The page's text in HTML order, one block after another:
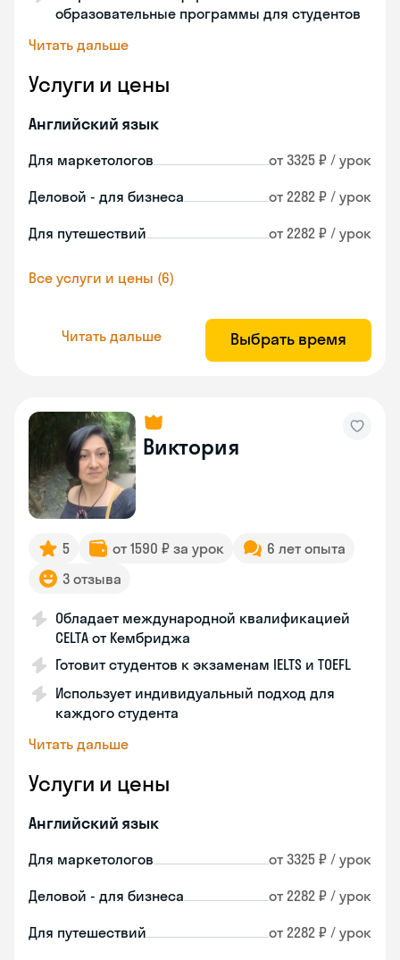
образовательные программы для студентов
Читать дальше
Услуги и цены
Английский язык
Для маркетологов от 3325 ₽ / урок
Деловой - для бизнеса от 2282 ₽ / урок
Для путешествий от 2282 ₽ / урок
Все услуги и цены (6)
Читать дальше Выбрать время
Виктория
5 от 1590 ₽ за урок
6 лет опыта
3 отзыва
Обладает международной квалификацией
CELTA от Кембриджа
Готовит студентов к экзаменам IELTS и TOEFL
Использует индивидуальный подход для
каждого студента
Читать дальше
Услуги и цены
Английский язык
Для маркетологов от 3325 ₽ / урок
Деловой - для бизнеса от 2282 ₽ / урок
Для путешествий от 2282 ₽ / урок